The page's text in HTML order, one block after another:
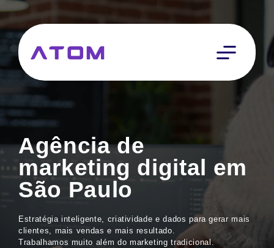
Agência de
marketing digital em
São Paulo
Estratégia inteligente, criatividade e dados para gerar mais
clientes, mais vendas e mais resultado.
Trabalhamos muito além do marketing tradicional.